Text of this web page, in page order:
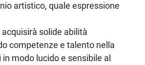
artistico, quale espressione
solide abilità
competenze e talento nella
modo lucido e sensibile al